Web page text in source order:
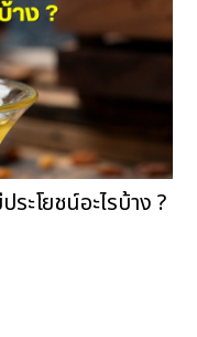
ะโยชน์อะไรบ้าง ?